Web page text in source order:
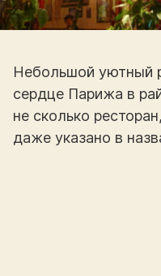
Небольшой уютный
сердце Парижа в
не сколько
даже указано в